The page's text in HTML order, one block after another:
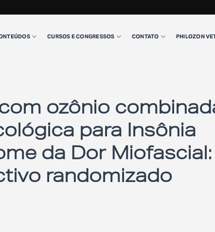
CURSOS E CONGRESSOS CONTATO PHILOZON
ozônio
para Insônia
da Dor Miofascial:
randomizado